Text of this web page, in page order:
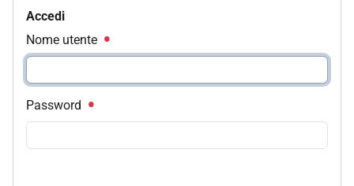
Accedi
Nome utente
Password